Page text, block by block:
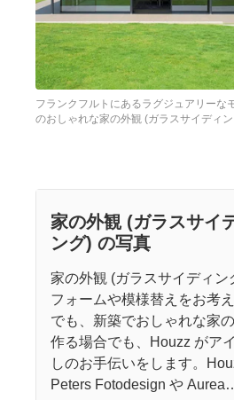
フランクフルトにあるラグジュアリーな
のおしゃれな家の外観 (ガラスサイディ
家の外観 (ガラスサイ
ング) の写真
家の外観 (ガラスサイディン
フォームや模様替えをお考
でも、新築でおしゃれな家
作る場合でも、Houzz がア
しのお手伝いをします。
Peters Fotodesign や Aurea